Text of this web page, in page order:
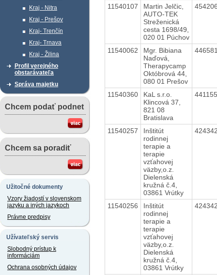
Kraj - Nitra
Kraj - Prešov
Kraj- Trenčín
Kraj- Trnava
Kraj - Žilina
Profil verejného
obstarávateľa
Správa majetku
Chcem podať podnet
Chcem sa poradiť
Užitočné dokumenty
Vzory žiadostí v slovenskom
jazyku a iných jazykoch
Právne predpisy
Užívateľský servis
Slobodný prístup k
informáciám
Ochrana osobných údajov
11540107
Martin Jelčic,
AUTO-TEK
Streženická
cesta 1698/49,
020 01 Púchov
11540062
Mgr. Bibiana
Naďová,
Therapycamp
Októbrová 44,
080 01 Prešov
11540360
KaL s.r.o.
Klincová 37,
821 08
Bratislava
11540257
Inštitút
rodinnej
terapie a
terapie
vzťahovej
väzby,o.z.
Dielenská
kružná č.4,
03861 Vrútky
11540256
Inštitút
rodinnej
terapie a
terapie
vzťahovej
väzby,o.z.
Dielenská
kružná č.4,
03861 Vrútky